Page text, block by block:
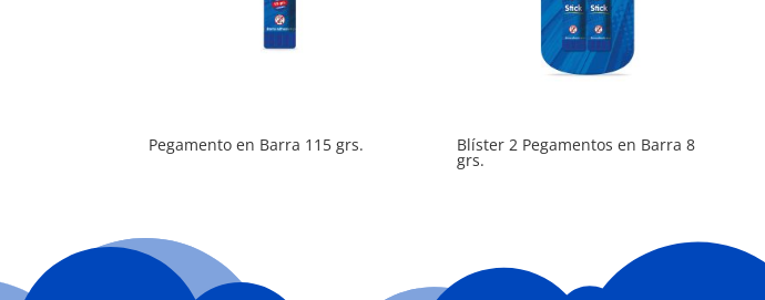
Pegamento en Barra 115 grs. Blíster 2 Pegamentos en Barra 8
grs.